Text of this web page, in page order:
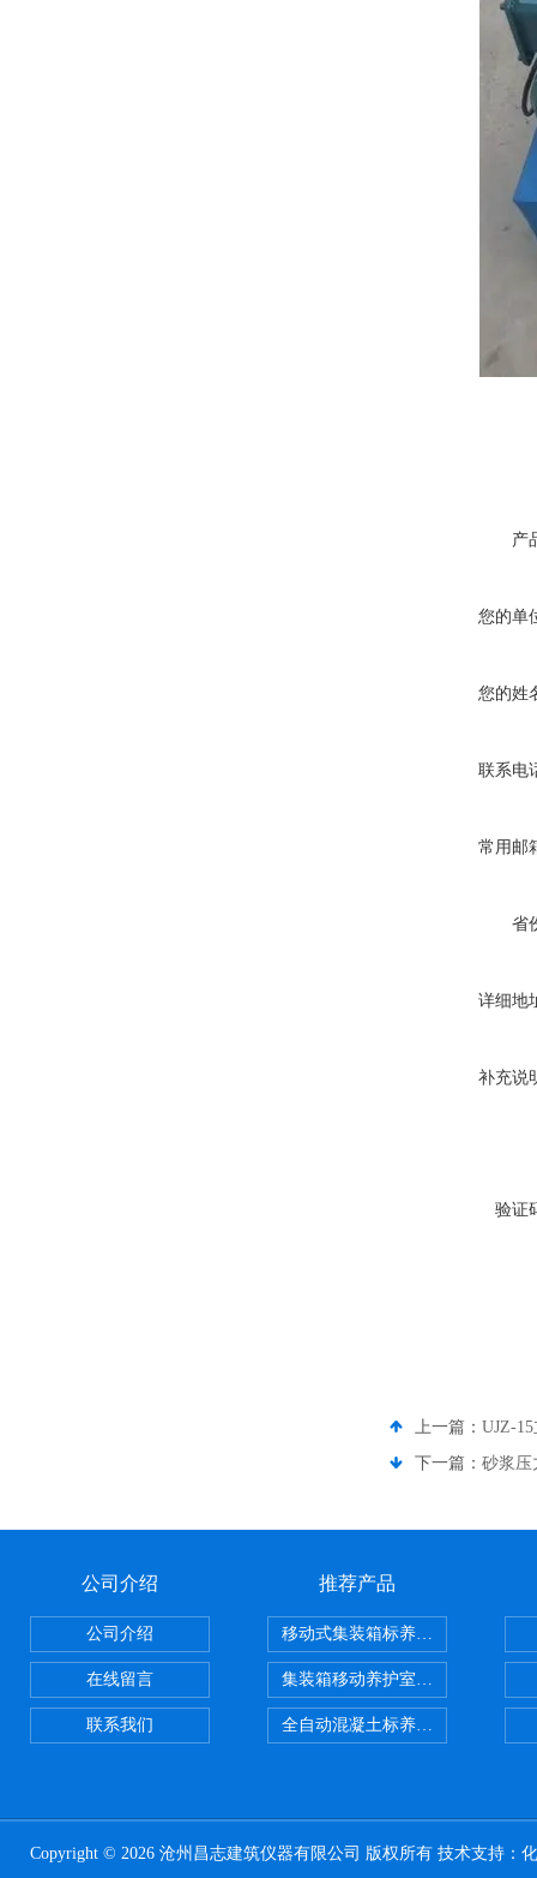
产
您的单
您的姓
联系电
常用邮
省
详细地
补充说
验证
上一篇： UJZ-
下一篇： 砂浆压
公司介绍
公司介绍
在线留言
联系我们
推荐产品
移动式集装箱标养室 养护室设备
集装箱移动养护室 标养室
全自动混凝土标养室恒温恒湿设备
Copyright © 2026 沧州昌志建筑仪器有限公司 版权所有 技术支持：